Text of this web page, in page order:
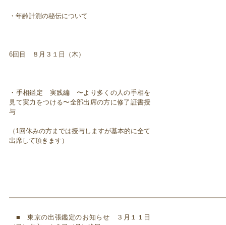
・年齢計測の秘伝について
6回目 ８月３１日（木）
・手相鑑定 実践編 〜より多くの人の手相を
見て実力をつける〜全部出席の方に修了証書授
与
（1回休みの方までは授与しますが基本的に全て
出席して頂きます）
■ 東京の出張鑑定のお知らせ ３月１１日